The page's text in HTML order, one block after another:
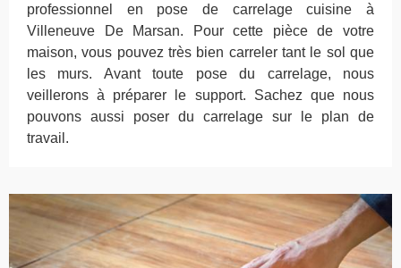
professionnel en pose de carrelage cuisine à
Villeneuve De Marsan. Pour cette pièce de votre
maison, vous pouvez très bien carreler tant le sol que
les murs. Avant toute pose du carrelage, nous
veillerons à préparer le support. Sachez que nous
pouvons aussi poser du carrelage sur le plan de
travail.